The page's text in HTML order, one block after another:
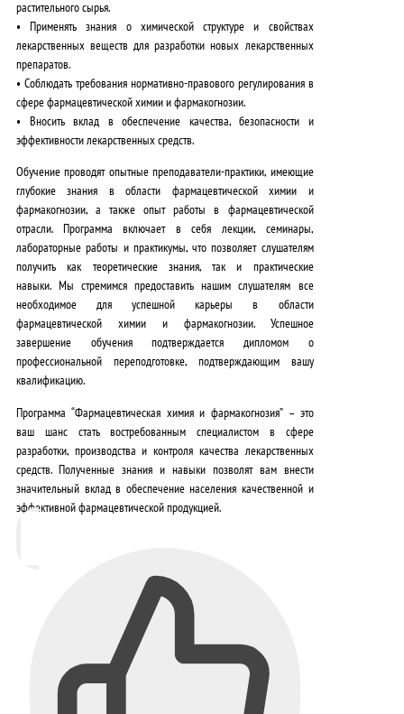
растительного сырья.
• Применять знания о химической структуре и свойствах
лекарственных веществ для разработки новых лекарственных
препаратов.
• Соблюдать требования нормативно-правового регулирования в
сфере фармацевтической химии и фармакогнозии.
• Вносить вклад в обеспечение качества, безопасности и
эффективности лекарственных средств.
Обучение проводят опытные преподаватели-практики, имеющие
глубокие знания в области фармацевтической химии и
фармакогнозии, а также опыт работы в фармацевтической
отрасли. Программа включает в себя лекции, семинары,
лабораторные работы и практикумы, что позволяет слушателям
получить как теоретические знания, так и практические
навыки. Мы стремимся предоставить нашим слушателям все
необходимое для успешной карьеры в области
фармацевтической химии и фармакогнозии. Успешное
завершение обучения подтверждается дипломом о
профессиональной переподготовке, подтверждающим вашу
квалификацию.
Программа “Фармацевтическая химия и фармакогнозия” – это
ваш шанс стать востребованным специалистом в сфере
разработки, производства и контроля качества лекарственных
средств. Полученные знания и навыки позволят вам внести
значительный вклад в обеспечение населения качественной и
эффективной фармацевтической продукцией.